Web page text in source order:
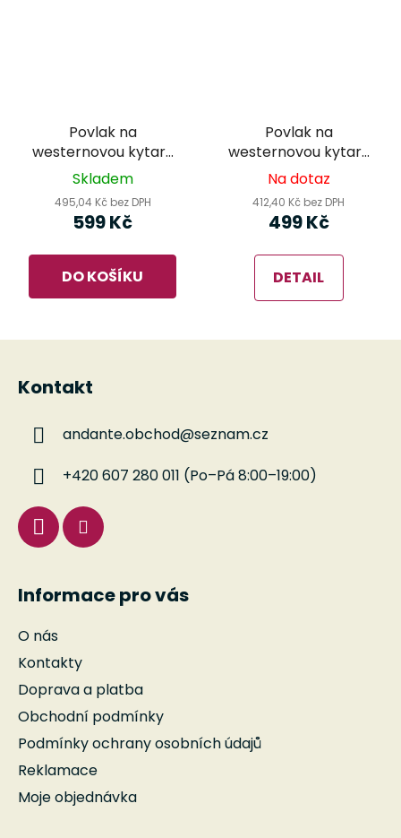
Povlak na
westernovou kytaru
Virus VGB700W
Skladem
495,04 Kč bez DPH
599 Kč
DO KOŠÍKU
Povlak na
westernovou kytaru
Virus VGB500W
Na dotaz
412,40 Kč bez DPH
499 Kč
DETAIL
Kontakt
andante.obchod@seznam.cz
+420 607 280 011 (Po–Pá 8:00–19:00)
Informace pro vás
O nás
Kontakty
Doprava a platba
Obchodní podmínky
Podmínky ochrany osobních údajů
Reklamace
Moje objednávka